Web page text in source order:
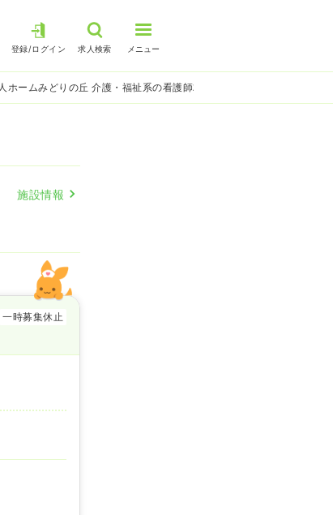
登録/ログイン 求人検索 メニュー
ホームみどりの丘 介護・福祉系の看護師求人
施設情報
一時募集休止